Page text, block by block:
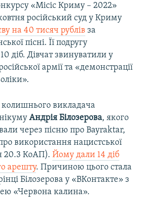
«Місіс Криму – 2022»
російський суд у Криму
на 40 тисяч рублів за
пісні. Її подругу
діб. Дівчат звинуватили у
армії та «демонстрації
викладача
Андрія Білозерова, якого
через пісню про Bayraktar,
використання нацистської
20.3 КоАП). Йому дали 14 діб
арешту. Причиною цього стала
Білозерова у «ВКонтакте» з
«Червона калина».